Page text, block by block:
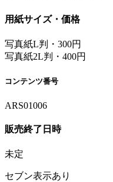
用紙サイズ・価格
写真紙L判・300円
写真紙2L判・400円
コンテンツ番号
ARS01006
販売終了日時
未定
セブン表示あり